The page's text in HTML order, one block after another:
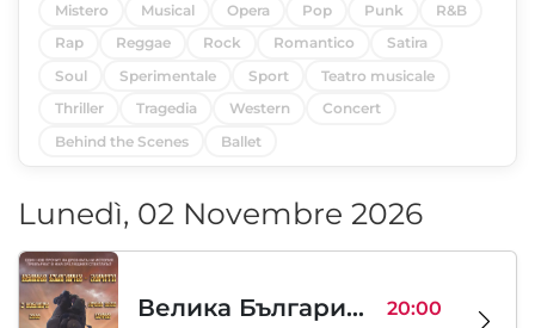
Mistero
Musical Opera Pop Punk
R&B
Rap
Reggae Rock Romantico
Satira
Soul
Sperimentale Sport
Teatro musicale
Thriller
Tragedia Western
Concert
Behind the Scenes
Ballet
Lunedì, 02 Novembre 2026
Велика България - зората 20:00